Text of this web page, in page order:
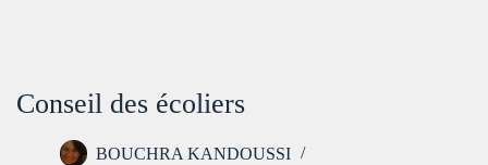
Conseil des écoliers
BOUCHRA KANDOUSSI